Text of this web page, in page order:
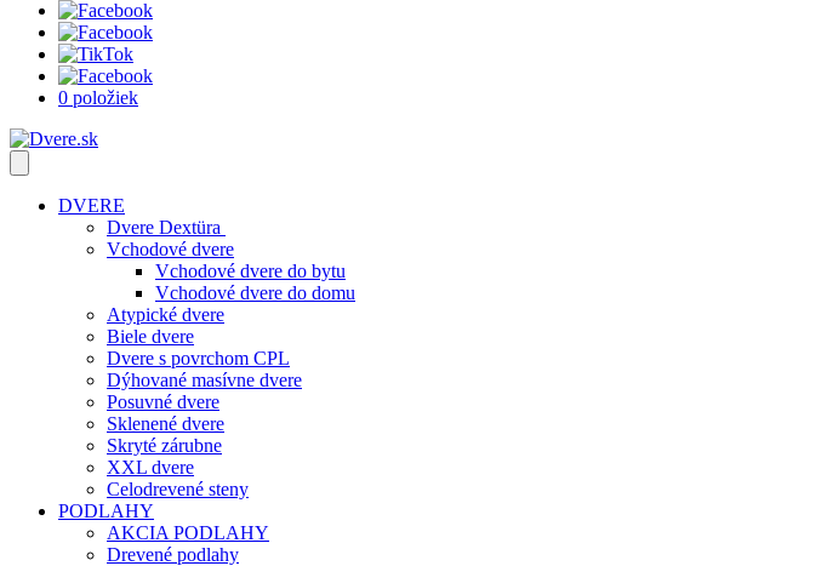
0 položiek
DVERE
Dvere Dextüra
Vchodové dvere
Vchodové dvere do bytu
Vchodové dvere do domu
Atypické dvere
Biele dvere
Dvere s povrchom CPL
Dýhované masívne dvere
Posuvné dvere
Sklenené dvere
Skryté zárubne
XXL dvere
Celodrevené steny
PODLAHY
AKCIA PODLAHY
Drevené podlahy